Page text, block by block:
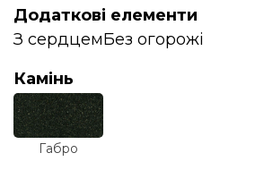
Додаткові елементи
З сердцемБез огорожі
Камінь
Габро